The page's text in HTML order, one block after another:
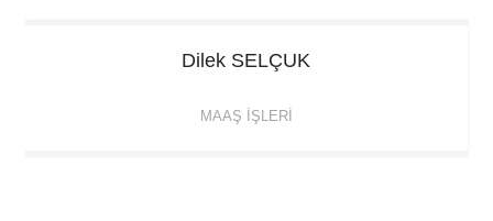
Dilek SELÇUK
MAAŞ İŞLERI